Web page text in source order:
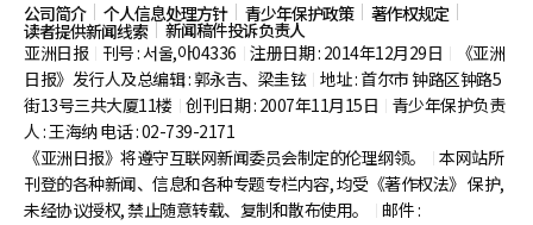
公司简介 个人信息处理方针 青少年保护政策 著作权规定
读者提供新闻线索
新闻稿件投诉负责人
亚洲日报
刊号 : 서울,아04336 注册日期 : 2014年12月29日
《亚洲
日报》发行人及总编辑 : 郭永吉、梁圭铉 地址 : 首尔市钟路区钟路5
街13号三共大厦11楼 创刊日期 : 2007年11月15日
青少年保护负责
人 : 王海纳 电话 : 02-739-2171
《亚洲日报》将遵守互联网新闻委员会制定的伦理纲领。
本网站所
刊登的各种新闻、信息和各种专题专栏内容, 均受《著作权法》 保护,
未经协议授权, 禁止随意转载、复制和散布使用。
邮件 :